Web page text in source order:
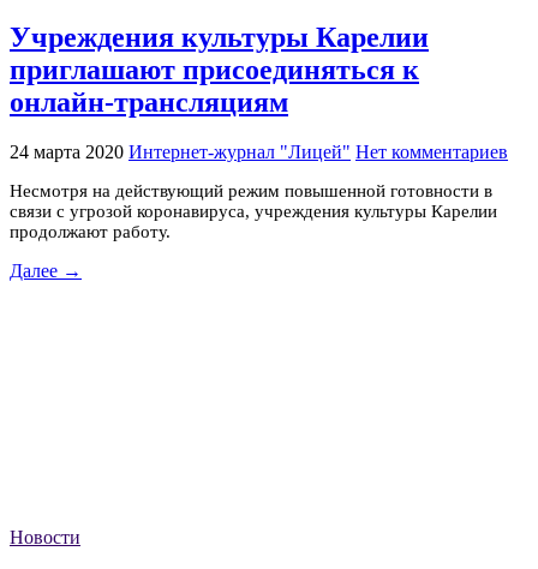
Учреждения культуры Карелии
приглашают присоединяться к
онлайн-трансляциям
24 марта 2020 Интернет-журнал "Лицей" Нет комментариев
Несмотря на действующий режим повышенной готовности в
связи с угрозой коронавируса, учреждения культуры Карелии
продолжают работу.
Далее →
Новости